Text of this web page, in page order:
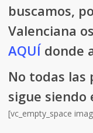
buscamos,
Valenciana
AQUÍ donde
No todas
sigue siendo
[vc_empty_space